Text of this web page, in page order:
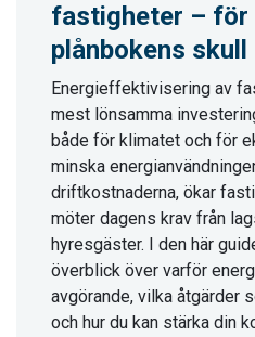
fastigheter – för
plånbokens skull
Energieffektivisering av
mest lönsamma
både för klimatet och för
minska
driftkostnaderna, ökar
möter dagens krav från
hyresgäster. I den här
överblick över varför
avgörande, vilka åtgärder
och hur du kan stärka din